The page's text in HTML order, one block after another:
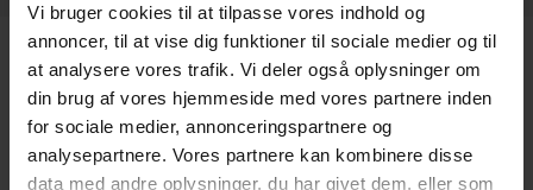
Vi bruger cookies til at tilpasse vores indhold og
annoncer, til at vise dig funktioner til sociale medier og til
at analysere vores trafik. Vi deler også oplysninger om
din brug af vores hjemmeside med vores partnere inden
for sociale medier, annonceringspartnere og
analysepartnere. Vores partnere kan kombinere disse
data med andre oplysninger, du har givet dem, eller som
Leveringsmuligheder
Betalingsmuligheder